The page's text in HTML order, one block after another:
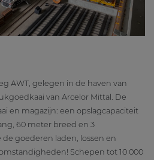
AWT, gelegen in de haven van
van Arcelor Mittal. De
en magazijn: een opslagcapaciteit
60 meter breed en 3
goederen laden, lossen en
Schepen tot 10 000